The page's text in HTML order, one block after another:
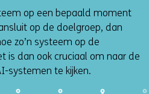
Toekomstbestendig
AI-
systeem)
op een bepaald moment
op de doelgroep, dan
zo’n systeem op de
is dan ook cruciaal om naar de
systemen te kijken.